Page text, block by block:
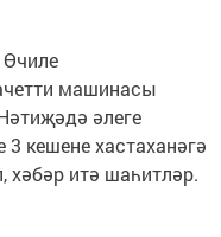
Өчиле
машинасы
әлеге
кешене хастаханәгә
хәбәр итә шаһитләр.